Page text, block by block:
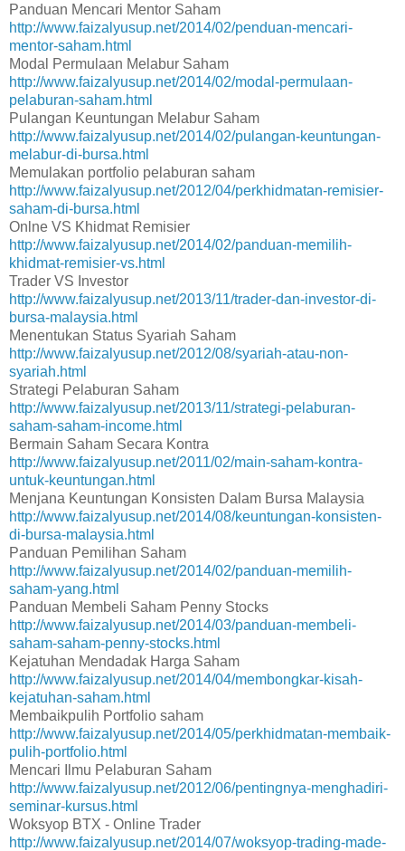
Panduan Mencari Mentor Saham
http://www.faizalyusup.net/2014/02/penduan-mencari-
mentor-saham.html
Modal Permulaan Melabur Saham
http://www.faizalyusup.net/2014/02/modal-permulaan-
pelaburan-saham.html
Pulangan Keuntungan Melabur Saham
http://www.faizalyusup.net/2014/02/pulangan-keuntungan-
melabur-di-bursa.html
Memulakan portfolio pelaburan saham
http://www.faizalyusup.net/2012/04/perkhidmatan-remisier-
saham-di-bursa.html
Onlne VS Khidmat Remisier
http://www.faizalyusup.net/2014/02/panduan-memilih-
khidmat-remisier-vs.html
Trader VS Investor
http://www.faizalyusup.net/2013/11/trader-dan-investor-di-
bursa-malaysia.html
Menentukan Status Syariah Saham
http://www.faizalyusup.net/2012/08/syariah-atau-non-
syariah.html
Strategi Pelaburan Saham
http://www.faizalyusup.net/2013/11/strategi-pelaburan-
saham-saham-income.html
Bermain Saham Secara Kontra
http://www.faizalyusup.net/2011/02/main-saham-kontra-
untuk-keuntungan.html
Menjana Keuntungan Konsisten Dalam Bursa Malaysia
http://www.faizalyusup.net/2014/08/keuntungan-konsisten-
di-bursa-malaysia.html
Panduan Pemilihan Saham
http://www.faizalyusup.net/2014/02/panduan-memilih-
saham-yang.html
Panduan Membeli Saham Penny Stocks
http://www.faizalyusup.net/2014/03/panduan-membeli-
saham-saham-penny-stocks.html
Kejatuhan Mendadak Harga Saham
http://www.faizalyusup.net/2014/04/membongkar-kisah-
kejatuhan-saham.html
Membaikpulih Portfolio saham
http://www.faizalyusup.net/2014/05/perkhidmatan-membaik-
pulih-portfolio.html
Mencari Ilmu Pelaburan Saham
http://www.faizalyusup.net/2012/06/pentingnya-menghadiri-
seminar-kursus.html
Woksyop BTX - Online Trader
http://www.faizalyusup.net/2014/07/woksyop-trading-made-